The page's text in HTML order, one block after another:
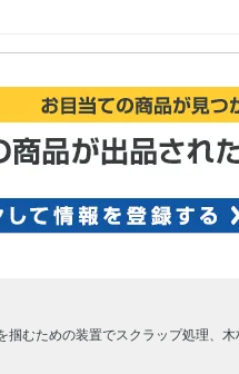
むための装置でスクラップ処理、